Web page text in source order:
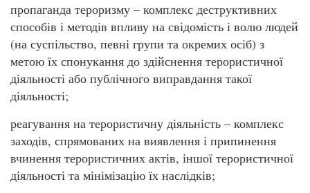
пропаганда тероризму – комплекс деструктивних
способів і методів впливу на свідомість і волю людей
(на суспільство, певні групи та окремих осіб) з
метою їх спонукання до здійснення терористичної
діяльності або публічного виправдання такої
діяльності;
реагування на терористичну діяльність – комплекс
заходів, спрямованих на виявлення і припинення
вчинення терористичних актів, іншої терористичної
діяльності та мінімізацію їх наслідків;